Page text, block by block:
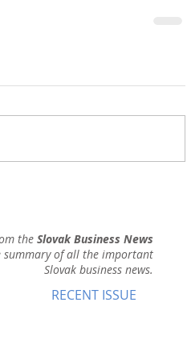
the Slovak Business News
summary of all the important
Slovak business news.
RECENT ISSUE